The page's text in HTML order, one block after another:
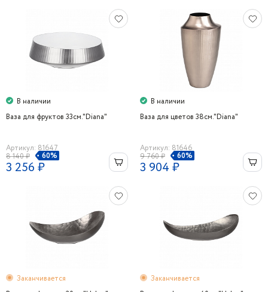
В наличии
Ваза для фруктов 33см."Diana"
Артикул: 81647
8 140 ₽
60%
3 256 ₽
В наличии
Ваза для цветов 38см."Diana"
Артикул: 81646
9 760 ₽
60%
3 904 ₽
Заканчивается
Заканчивается